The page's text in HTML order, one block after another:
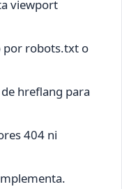
viewport
por robots.txt o
hreflang para
404 ni